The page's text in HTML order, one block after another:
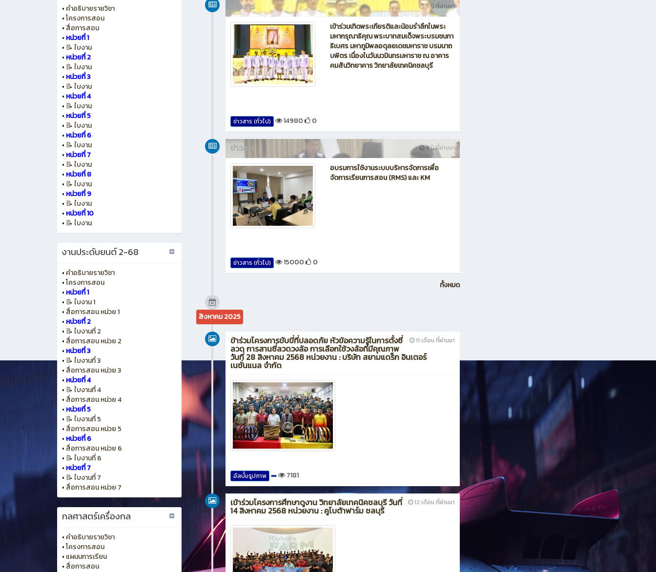
• คำอธิบายรายวิชา
•โครงการสอน
• สื่อการสอน
• หน่วยที่ 1
• 📝 ใบงาน
• หน่วยที่ 2
• 📝 ใบงาน
• หน่วยที่ 3
• 📝 ใบงาน
• หน่วยที่ 4
• 📝 ใบงาน
• หน่วยที่ 5
• 📝 ใบงาน
• หน่วยที่ 6
• 📝 ใบงาน
• หน่วยที่ 7
• 📝 ใบงาน
• หน่วยที่ 8
• 📝 ใบงาน
• หน่วยที่ 9
• 📝 ใบงาน
• หน่วยที่ 10
• 📝 ใบงาน
งานประดับยนต์ 2-68
• คำอธิบายรายวิชา
•โครงการสอน
• หน่วยที่ 1
• 📝 ใบงาน 1
• สื่อการสอน หน่วย 1
• หน่วยที่ 2
• 📝 ใบงานที่ 2
• สื่อการสอน หน่วย 2
• หน่วยที่ 3
• 📝 ใบงานที่ 3
• สื่อการสอน หน่วย 3
• หน่วยที่ 4
• 📝 ใบงานที่ 4
• สื่อการสอน หน่วย 4
• หน่วยที่ 5
• 📝 ใบงานที่ 5
• สื่อการสอน หน่วย 5
• หน่วยที่ 6
• สื่อการสอน หน่วย 6
• 📝 ใบงานที่ 6
• หน่วยที่ 7
• 📝 ใบงานที่ 7
• สื่อการสอน หน่วย 7
กลศาสตร์เครื่องกล
• คำอธิบายรายวิชา
•โครงการสอน
• แผนนการเรียน
• สื่อการสอน
3 ปี ที่ผ่านมา
ข่าวสาร
เข้าร่วมเทิดพระเกียรติและน้อมรำลึกในพระ
มหากรุณาธิคุณ พระบาทสมเด็จพระบรมชนกา
ธิเบศร มหาภูมิพลอดุลยเดชมหาราช บรมนาถ
บพิตร เนื่องในวันนวมินทรมหาราช ณ อาคาร
คมสันวิทยาคาร วิทยาลัยเทคนิคชลบุรี
ข่าวสาร (ทั่วไป) 14980 0
3 ปี ที่ผ่านมา
ข่าวสาร
อบรมการใช้งานระบบบริหารจัดการเพื่อ
จัดการเรียนการสอน (RMS) และ KM
ข่าวสาร (ทั่วไป) 15000 0
ทั้งหมด
สิงหาคม 2025
11 เดือน ที่ผ่านมา
ข้าร่วมโครงการขับขี่ที่ปลอดภัย หัวข้อความรู้ในการตั้งซี่
ลวด การสานซี่ลวดวงล้อ การเลือกใช้วงล้อที่มีคุณภาพ
วันที่ 28 สิงหาคม 2568 หน่วยงาน : บริษัท สยามแดร็ก อินเตอร์
เนชั่นแนล จำกัด
อัลบั้มรูปภาพ 7181
12 เดือน ที่ผ่านมา
เข้าร่วมโครงการศึกษาดูงาน วิทยาลัยเทคนิคชลบุรี วันที่
14 สิงหาคม 2568 หน่วยงาน : คูโบต้าฟาร์ม ชลบุรี